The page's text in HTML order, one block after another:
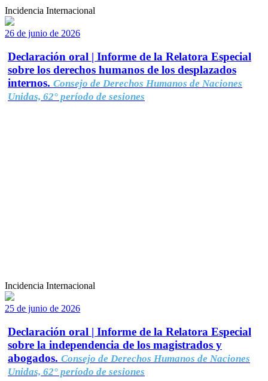
Incidencia Internacional
26 de junio de 2026
Declaración oral | Informe de la Relatora Especial
sobre los derechos humanos de los desplazados
internos. Consejo de Derechos Humanos de Naciones
Unidas, 62° período de sesiones
Incidencia Internacional
25 de junio de 2026
Declaración oral | Informe de la Relatora Especial
sobre la independencia de los magistrados y
abogados. Consejo de Derechos Humanos de Naciones
Unidas, 62° período de sesiones